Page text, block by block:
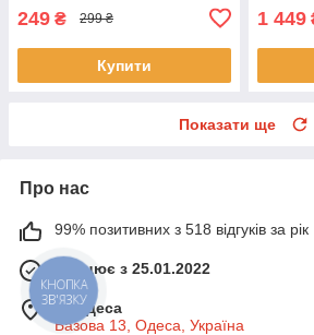
249 ₴ 299 ₴
Купити
1 449
Показати ще
Про нас
99% позитивних з 518 відгуків за рік
Працює з 25.01.2022
м. Одеса
Базова 13, Одеса, Україна
КНОПКА
ЗВ'ЯЗКУ